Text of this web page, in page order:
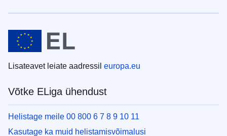
Lisateavet leiate aadressil europa.eu
Võtke ELiga ühendust
Helistage meile 00 800 6 7 8 9 10 11
Kasutage ka muid helistamisvõimalusi